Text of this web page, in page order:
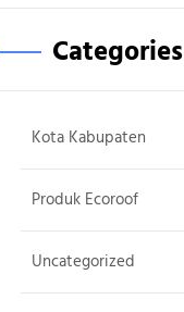
Categories
Kota Kabupaten
Produk Ecoroof
Uncategorized